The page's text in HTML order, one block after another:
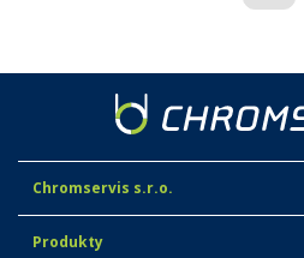
Chromservis s.r.o.
Produkty